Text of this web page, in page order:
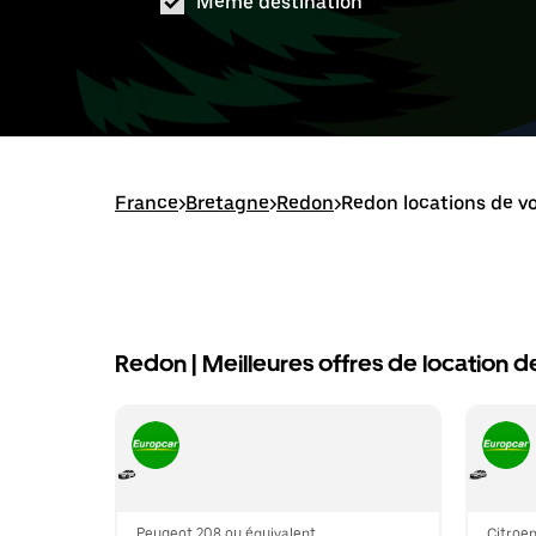
France>Bretagne>Redon>Redon locations de
Redon | Meilleures offres de location